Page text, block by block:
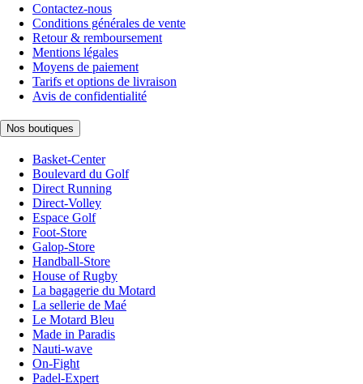
Contactez-nous
Conditions générales de vente
Retour & remboursement
Mentions légales
Moyens de paiement
Tarifs et options de livraison
Avis de confidentialité
Nos boutiques
Basket-Center
Boulevard du Golf
Direct Running
Direct-Volley
Espace Golf
Foot-Store
Galop-Store
Handball-Store
House of Rugby
La bagagerie du Motard
La sellerie de Maé
Le Motard Bleu
Made in Paradis
Nauti-wave
On-Fight
Padel-Expert